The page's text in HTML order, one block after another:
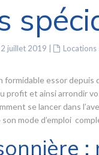
juillet 2019 Locations
formidable essor
profit et ainsi arrondir
se lancer dans
mode d’emploi
: